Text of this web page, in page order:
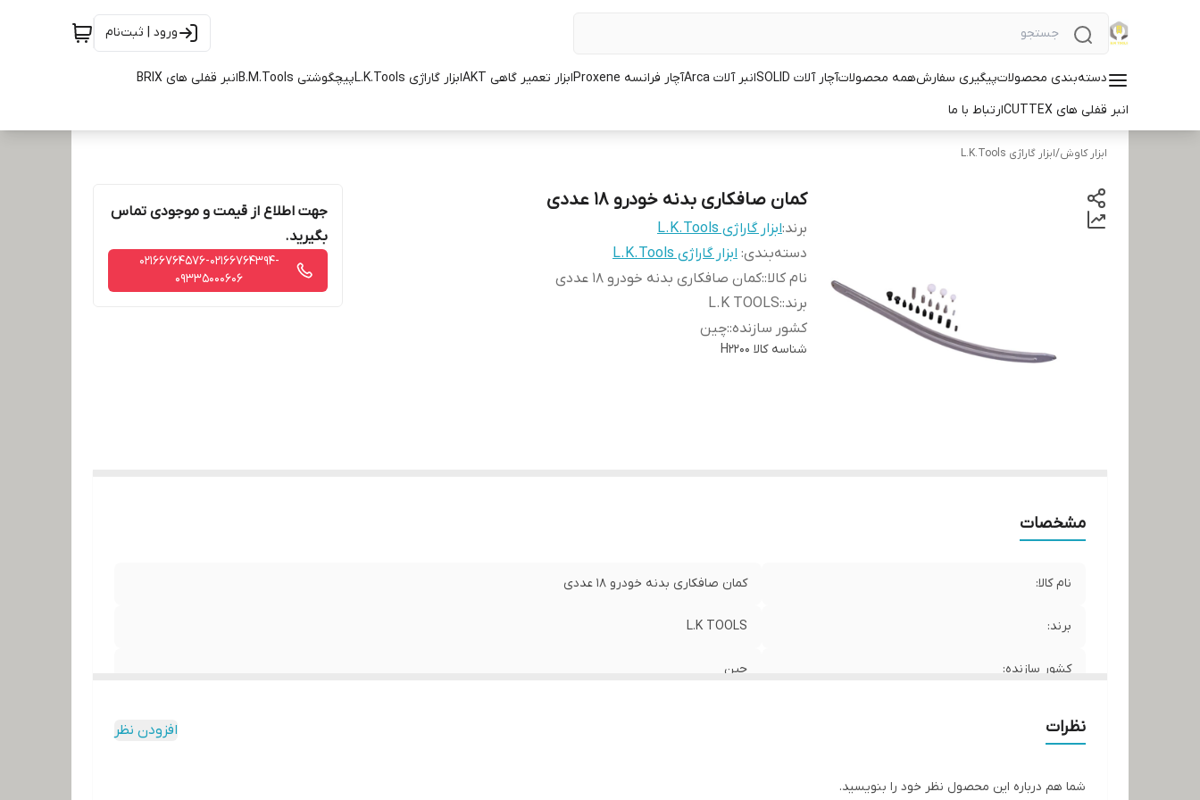
ورود | ثبت‌نام
دسته‌بندی محصولاتپیگیری سفارشهمه محصولاتآچار آلات SOLID انبر آلات Arca آچار فرانسه Proxene ابزار تعمیر گاهی AKT ابزار گاراژی L.K.Tools پیچگوشتی B.M.Tools
انبر قفلی های BRIX
انبر قفلی های CUTTEX
ارتباط با ما
ابزار کاوش/ابزار گاراژی L.K.Tools
کمان صافکاری بدنه خودرو 18 عددی
برند:ابزار گاراژی L.K.Tools
دسته‌بندی: ابزار گاراژی L.K.Tools
نام کالا::کمان صافکاری بدنه خودرو 18 عددی
برند::
L.K TOOLS
کشور سازنده::چین
شناسه کالا H2200
جهت اطلاع از قیمت و موجودی تماس
بگیرید.
02166764576-02166764394-
09335000606
مشخصات
نام کالا: کمان صافکاری بدنه خودرو 18 عددی
برند: L.K TOOLS
کشور سازنده: چین
نظرات افزودن نظر
شما هم درباره این محصول نظر خود را بنویسید.